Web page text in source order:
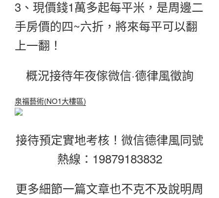
3、現價錢1萬多起每平米，是周邊二
手房價的四~六折，將來每平可以翻
上一翻！
概況接待年夜傢微信·德律風徵詢
泉福藝術(NO1大樓區)
接待預定實地考核！微信德律風同號
熱線：19879183832
更多細節一篇文章也不克不及說明周